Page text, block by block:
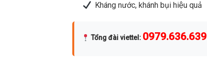
Kháng nước, khánh bụi hiệu quả
Tổng đài viettel : 0979.636.639